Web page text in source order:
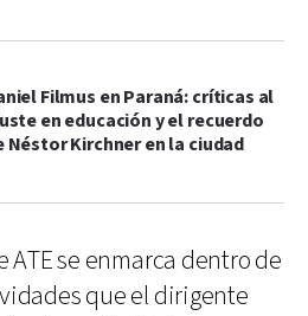
Filmus en Paraná: críticas al
en educación y el recuerdo
Néstor Kirchner en la ciudad
ATE se enmarca dentro de
que el dirigente